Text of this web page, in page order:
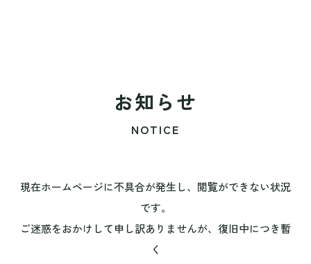
お知らせ
NOTICE
現在ホームページに不具合が発生し、閲覧ができない状況
です。
ご迷惑をおかけして申し訳ありませんが、復旧中につき暫
く